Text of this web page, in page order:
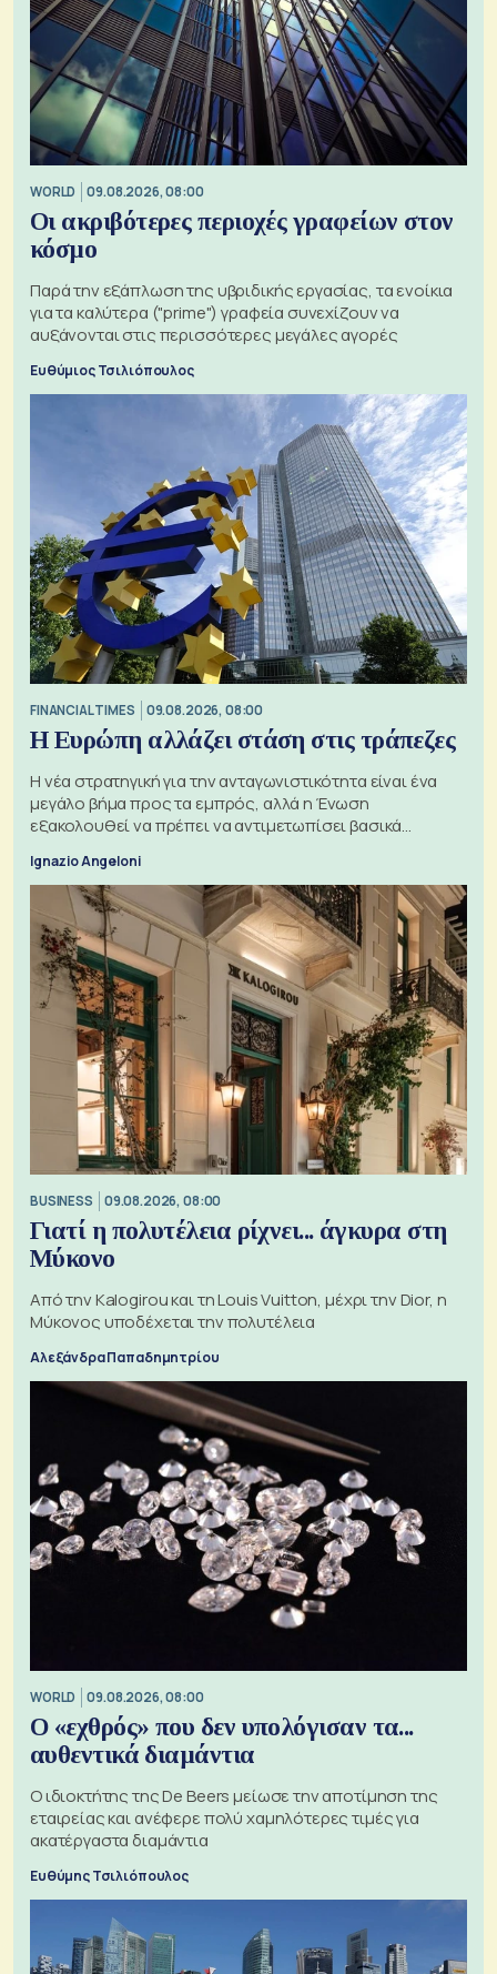
WORLD 09.08.2026, 08:00
Οι ακριβότερες περιοχές γραφείων στον
κόσμο
Παρά την εξάπλωση της υβριδικής εργασίας, τα ενοίκια
για τα καλύτερα ("prime") γραφεία συνεχίζουν να
αυξάνονται στις περισσότερες μεγάλες αγορές
Ευθύμιος Τσιλιόπουλος
FINANCIAL TIMES 09.08.2026, 08:00
Η Ευρώπη αλλάζει στάση στις τράπεζες
Η νέα στρατηγική για την ανταγωνιστικότητα είναι ένα
μεγάλο βήμα προς τα εμπρός, αλλά η Ένωση
εξακολουθεί να πρέπει να αντιμετωπίσει βασικά
Ignazio Angeloni
BUSINESS 09.08.2026, 08:00
Γιατί η πολυτέλεια ρίχνει... άγκυρα στη
Μύκονο
Από την Kalogirou και τη Louis Vuitton, μέχρι την Dior, η
Μύκονος υποδέχεται την πολυτέλεια
Αλεξάνδρα Παπαδημητρίου
WORLD 09.08.2026, 08:00
Ο «εχθρός» που δεν υπολόγισαν τα...
αυθεντικά διαμάντια
Ο ιδιοκτήτης της De Beers μείωσε την αποτίμηση της
εταιρείας και ανέφερε πολύ χαμηλότερες τιμές για
ακατέργαστα διαμάντια
Ευθύμης Τσιλιόπουλος